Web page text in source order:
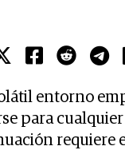
entorno
para cualquier
requiere